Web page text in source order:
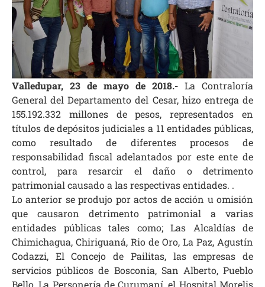
Valledupar, 23 de mayo de 2018.- La Contraloría
General del Departamento del Cesar, hizo entrega de
155.192.332 millones de pesos, representados en
títulos de depósitos judiciales a 11 entidades públicas,
como resultado de diferentes procesos de
responsabilidad fiscal adelantados por este ente de
control, para resarcir el daño o detrimento
patrimonial causado a las respectivas entidades. .
Lo anterior se produjo por actos de acción u omisión
que causaron detrimento patrimonial a varias
entidades públicas tales como; Las Alcaldías de
Chimichagua, Chiriguaná, Rio de Oro, La Paz, Agustín
Codazzi, El Concejo de Pailitas, las empresas de
servicios públicos de Bosconia, San Alberto, Pueblo